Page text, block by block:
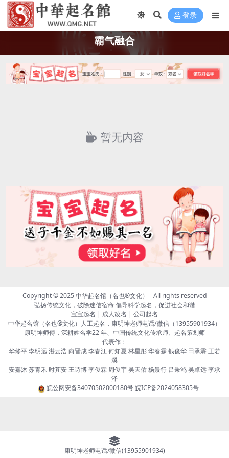
登录
霸气融合
暂无内容
Copyright © 2025中华起名馆（名也®文化） - All rights reserved
弘扬传统文化，破除迷信宿命 倡导科学起名，促进社会和谐
宝宝起名 | 成人改名 | 公司起名
中华起名馆（名也®文化）人工起名，康明坤老师电话/微信（13955901934）
康明坤师傅，深耕姓名学22 年、中国传统文化传承师、起名策划师
代表作：
华修平 李明远 湛云浩 向晋成 李春江 何知夏 林星彤 华春霖 钱俊华 田承霖 王若
溪
安嘉沐 苏青禾 时芃安 王诗博 李俊霖 周俊宇 吴天佑 杨景行 吕秉鸿 吴卓远 李承
泽
皖公网安备34070502000180号皖ICP备2024058305号
康明坤老师电话/微信(13955901934)